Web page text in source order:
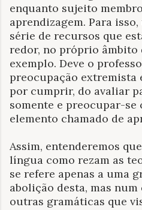
enquanto sujeito
aprendizagem. Para
série de recursos que
redor, no próprio âmbito
exemplo. Deve o
preocupação
por cumprir, do avaliar
somente e preocupar-se
elemento chamado de
Assim, entenderemos
língua como rezam as
se refere apenas a uma
abolição desta, mas
outras gramáticas que